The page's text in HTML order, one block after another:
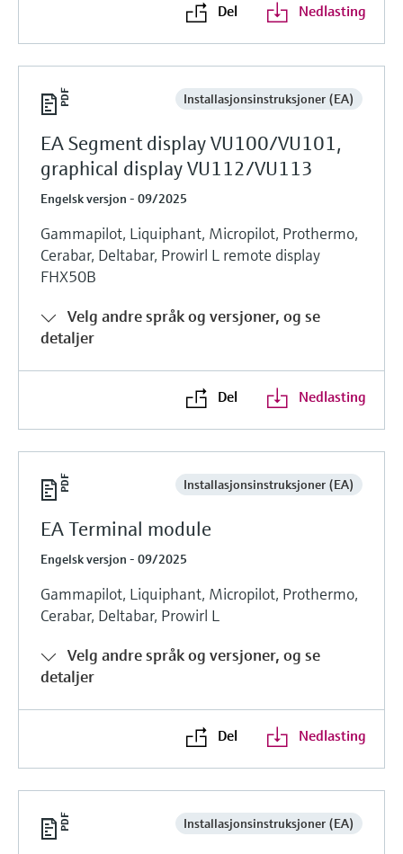
Del Nedlasting
Installasjonsinstruksjoner (EA)
EA Segment display VU100/VU101,
graphical display VU112/VU113
Engelsk versjon - 09/2025
Gammapilot, Liquiphant, Micropilot, Prothermo,
Cerabar, Deltabar, Prowirl L remote display
FHX50B
Velg andre språk og versjoner, og se
detaljer
Del Nedlasting
Installasjonsinstruksjoner (EA)
EA Terminal module
Engelsk versjon - 09/2025
Gammapilot, Liquiphant, Micropilot, Prothermo,
Cerabar, Deltabar, Prowirl L
Velg andre språk og versjoner, og se
detaljer
Del Nedlasting
Installasjonsinstruksjoner (EA)